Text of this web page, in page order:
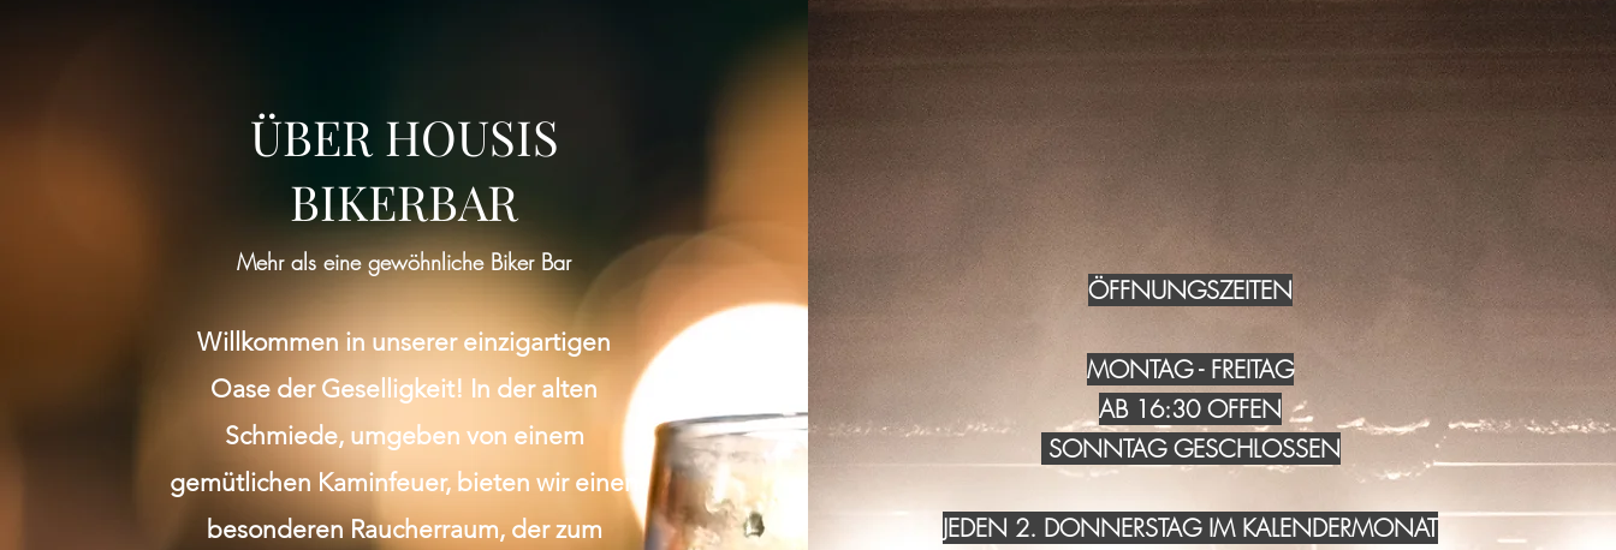
ÜBER HOUSIS
BIKERBAR
Mehr als eine gewöhnliche Biker Bar
Willkommen in unserer einzigartigen
Oase der Geselligkeit! In der alten
Schmiede, umgeben von einem
gemütlichen Kaminfeuer, bieten wir einen
besonderen Raucherraum, der zum
ÖFFNUNGSZEITEN
MONTAG - FREITAG
AB 16:30 OFFEN
SONNTAG GESCHLOSSEN
JEDEN 2. DONNERSTAG IM KALENDERMONAT